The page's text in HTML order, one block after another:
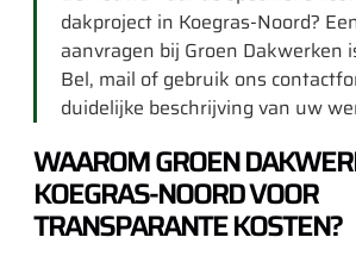
dakproject in Koegras-Noord?
aanvragen bij Groen Dakwerken
Bel, mail of gebruik ons
duidelijke beschrijving van uw
WAAROM GROEN
KOEGRAS-NOORD VOOR
TRANSPARANTE KOSTEN?